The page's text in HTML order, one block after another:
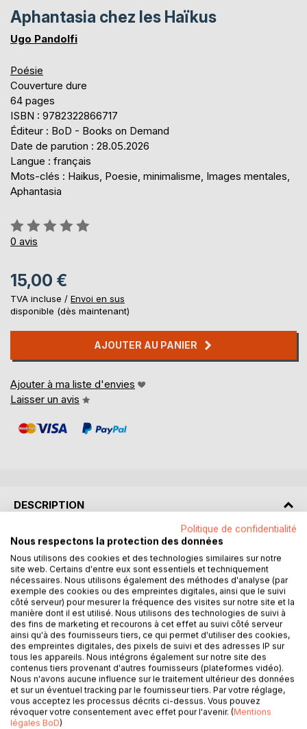
Aphantasia chez les Haïkus
Ugo Pandolfi
Poésie
Couverture dure
64 pages
ISBN : 9782322866717
Éditeur : BoD - Books on Demand
Date de parution : 28.05.2026
Langue : français
Mots-clés : Haikus, Poesie, minimalisme, Images mentales,
Aphantasia
Évaluation:
0%
0 avis
15,00 €
TVA incluse / Envoi en sus
disponible (dès maintenant)
AJOUTER AU PANIER
Ajouter à ma liste d'envies
Laisser un avis
DESCRIPTION
ça ne raconte pas
ça dit
ça hurle
ça révolte
des images mentales dissimulées en de courts poèmes et
de rares proses
AUTEUR(S)
CRITIQUES PRESSE
Politique de confidentialité
Nous respectons la protection des données
Nous utilisons des cookies et des technologies similaires sur notre
site web. Certains d'entre eux sont essentiels et techniquement
nécessaires. Nous utilisons également des méthodes d'analyse (par
exemple des cookies ou des empreintes digitales, ainsi que le suivi
côté serveur) pour mesurer la fréquence des visites sur notre site et la
manière dont il est utilisé. Nous utilisons des technologies de suivi à
des fins de marketing et recourons à cet effet au suivi côté serveur
ainsi qu'à des fournisseurs tiers, ce qui permet d'utiliser des cookies,
des empreintes digitales, des pixels de suivi et des adresses IP sur
tous les appareils. Nous intégrons également sur notre site des
contenus tiers provenant d'autres fournisseurs (plateformes vidéo).
Nous n'avons aucune influence sur le traitement ultérieur des données
et sur un éventuel tracking par le fournisseur tiers. Par votre réglage,
vous acceptez les processus décrits ci-dessus. Vous pouvez
révoquer votre consentement avec effet pour l'avenir. (Mentions
légales BoD)